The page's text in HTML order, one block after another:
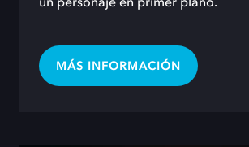
un personaje en primer plano.
MÁS INFORMACIÓN